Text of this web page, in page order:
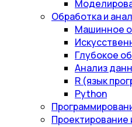
Обработка и
Машинное
Глубокое
Анализ
R (язык
Python
Проектирование